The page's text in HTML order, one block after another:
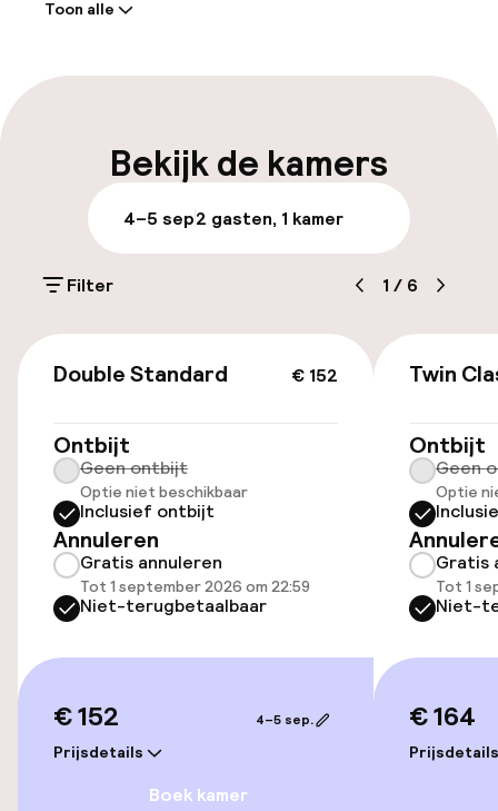
Meertalige medewerkers
Parkeren & mobiliteit
Openbaar parkeren
Toegankelijkheid
Lift
Zwemmen & wellness
Massage
Entertainment
Eet- en drinkgelegenheden
Toon alle
Bekijk de kamers
4–5 sep2 gasten, 1 kamer
Filter 1 / 6
€ 152
Double Standard
Ontbijt
Geen ontbijt
Optie niet beschikbaar
Inclusief ontbijt
Annuleren
Gratis annuleren
Tot 1 september 2026 om 22:59
Niet-terugbetaalbaar
€ 152
Prijsdetails
4–5 sep.
Boek kamer
Twin
Ontbijt
Geen
Optie
Gratis
Tot 1
Niet-
€ 164
Prijsdetails